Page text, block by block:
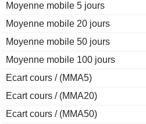
Moyenne mobile 5 jours
Moyenne mobile 20 jours
Moyenne mobile 50 jours
Moyenne mobile 100 jours
Ecart cours / (MMA5)
Ecart cours / (MMA20)
Ecart cours / (MMA50)
2011
+17,22%
2010
+4,97%
2009
+9,10%
2008
-18,18%
2007
2006
2005